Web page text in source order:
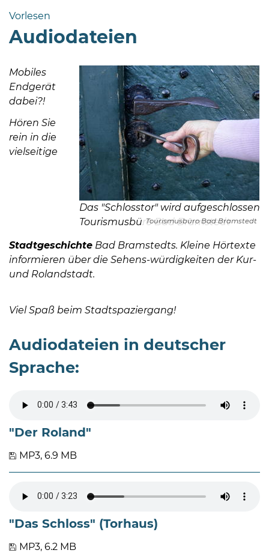
Bramstedt
Bleeck 15-
19
Bramstedt
http://www.bad-
bramstedt.de
Vorlesen
Audiodateien
Tourismusbüro Bad Bramstedt
Das "Schlosstor" wird aufgeschlossen
Tourismusbüro Bad Bramstedt
Mobiles
Endgerät
dabei?!
Hören Sie
rein in die
vielseitige
Stadtgeschichte Bad Bramstedts. Kleine Hörtexte
informieren über die Sehens-würdigkeiten der Kur-
und Rolandstadt.
Viel Spaß beim Stadtspaziergang!
Audiodateien in deutscher
Sprache:
"Der Roland"
MP3, 6.9 MB
"Das Schloss" (Torhaus)
MP3, 6.2 MB